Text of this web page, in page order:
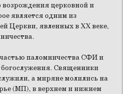
возрождения церковной и
является одним из
Церкви, явленных в XX веке,
паломничества СФИ и
богослужения. Священники
а миряне молились на
(МП), в верхнем и нижнем